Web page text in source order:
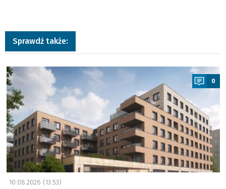
Sprawdź także:
a
0
10.08.2026 (13:53)